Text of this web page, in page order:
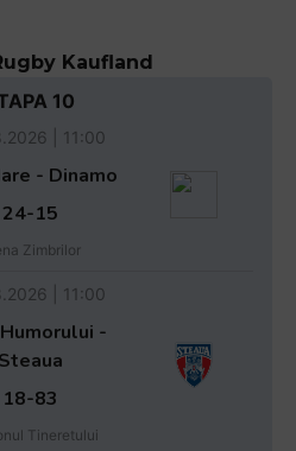
Kaufland
10
| 11:00
- Dinamo
24-15
Zimbrilor
| 11:00
-
Steaua
18-83
Tineretului